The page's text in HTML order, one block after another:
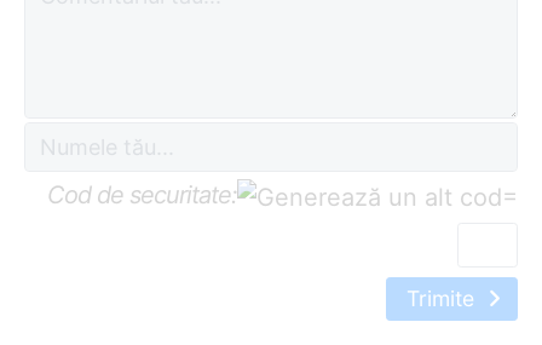
Cod de securitate: =
Trimite